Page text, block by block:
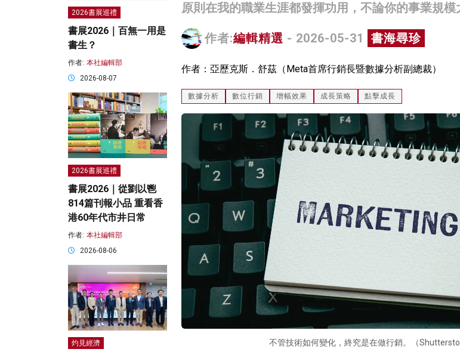
原則在我的職業生涯都發揮功用，不論你的事業規模
作者:編輯精選 - 2026-05-31 書海尋珍
作者：亞歷克斯．舒茲（Meta首席行銷長暨數據分析副總裁）
數據分析 數位行銷 增幅效果 成長策略 點擊成長
不管技術如何變化，終究是在做行銷。（
2026書展巡禮
書展2026｜百無一用是
書生？
作者: 本社編輯部
2026-08-07
2026書展巡禮
書展2026｜從劉以鬯
814篇刊報小品 重看香
港60年代市井日常
作者: 本社編輯部
2026-08-06
灼見經濟